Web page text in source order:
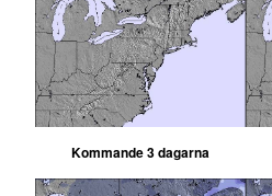
Kommande 3 dagarna